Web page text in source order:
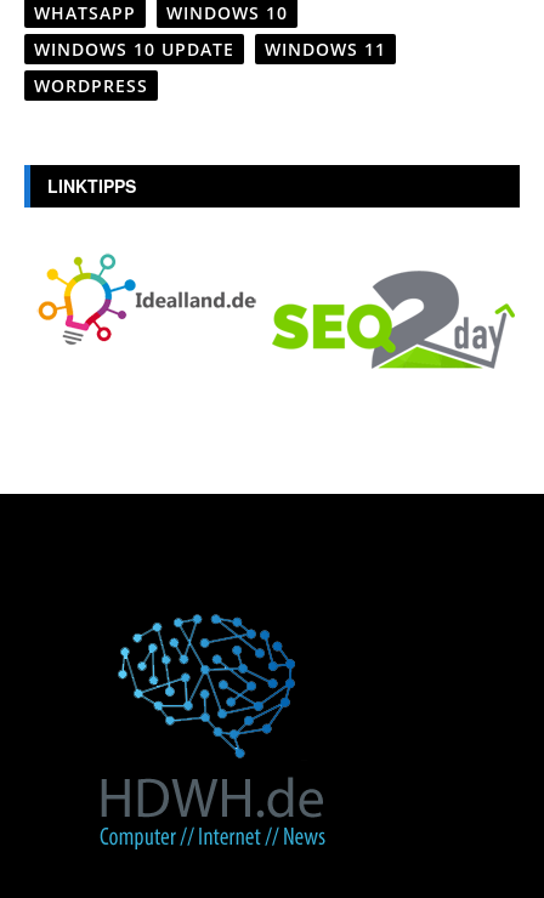
WHATSAPP
WINDOWS 10
WINDOWS 10 UPDATE
WINDOWS 11
WORDPRESS
LINKTIPPS